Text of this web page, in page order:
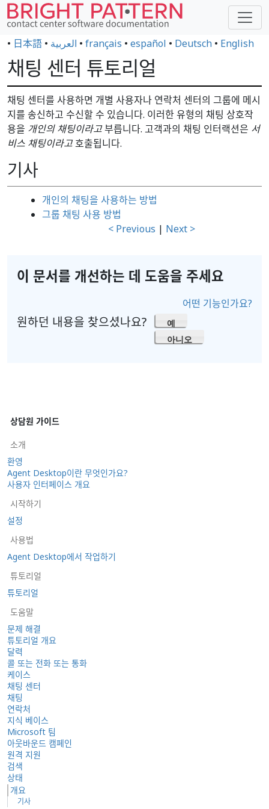
• 日本語 • العربية • français • español • Deutsch • English
채팅 센터 튜토리얼
채팅 센터를 사용하면 개별 사용자나 연락처 센터의 그룹에 메시
지를 송신하고 수신할 수 있습니다. 이러한 유형의 채팅 상호작
용을 개인의 채팅이라고부릅니다. 고객과의 채팅 인터랙션은 서
비스 채팅이라고호출됩니다.
기사
개인의 채팅을 사용하는 방법
그룹 채팅 사용 방법
< Previous | Next >
이 문서를 개선하는 데 도움을 주세요
어떤 기능인가요?
원하던 내용을 찾으셨나요?
예
아니오
상담원 가이드
소개
환영
Agent Desktop이란 무엇인가요?
사용자 인터페이스 개요
시작하기
설정
사용법
Agent Desktop에서 작업하기
튜토리얼
튜토리얼
도움말
문제 해결
튜토리얼 개요
달력
콜 또는 전화 또는 통화
케이스
채팅 센터
채팅
연락처
지식 베이스
Microsoft 팀
아웃바운드 캠페인
원격 지원
검색
상태
개요
기사